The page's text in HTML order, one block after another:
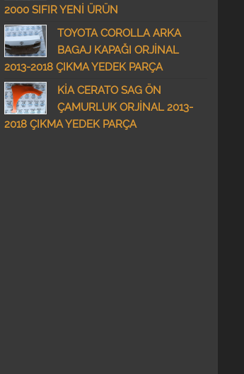
2000 SIFIR YENİ ÜRÜN
TOYOTA COROLLA ARKA
BAGAJ KAPAĞI ORJİNAL
2013-2018 ÇIKMA YEDEK PARÇA
KİA CERATO SAG ÖN
ÇAMURLUK ORJİNAL 2013-
2018 ÇIKMA YEDEK PARÇA